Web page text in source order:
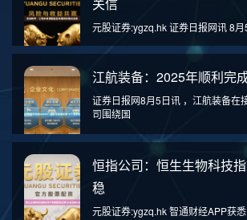
元股证券:ygzq.hk 证券日报网讯 8
江航装备：2025年顺利完成
证券日报网8月5日讯 ，江航装备在
司围绕国
恒指公司：恒生生物科技
稳
元股证券:ygzq.hk 智通财经APP获